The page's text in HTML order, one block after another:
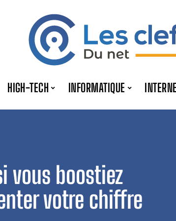
HIGH-TECH INFORMATIQUE
vous boostiez
votre chiffre